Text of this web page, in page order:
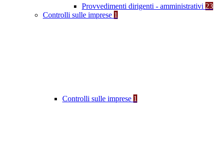
Provvedimenti dirigenti - amministrativi 23
Controlli sulle imprese 1
Controlli sulle imprese 1